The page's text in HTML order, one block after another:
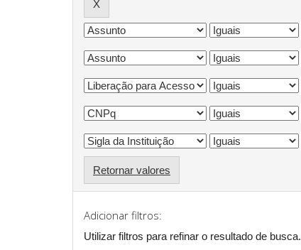
Retornar valores
Adicionar filtros:
Utilizar filtros para refinar o resultado de busca.